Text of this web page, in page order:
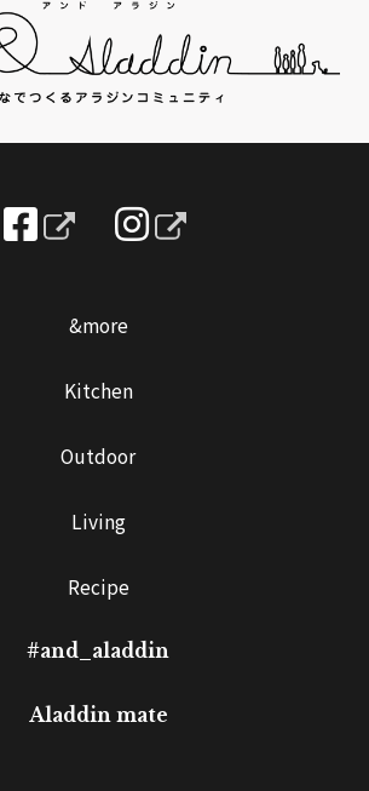
&more
Kitchen
Outdoor
Living
Recipe
#and_aladdin
Aladdin mate